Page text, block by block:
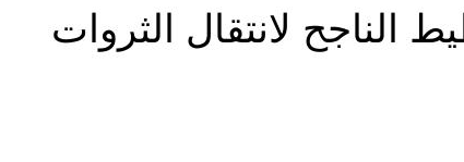
الناجح لانتقال الثروات